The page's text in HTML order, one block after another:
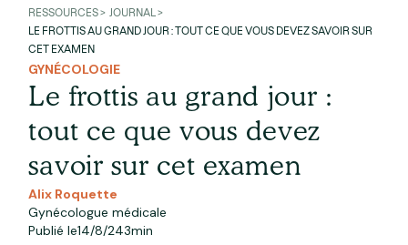
RESSOURCES > JOURNAL >
LE FROTTIS AU GRAND JOUR : TOUT CE QUE VOUS DEVEZ SAVOIR SUR
CET EXAMEN
GYNÉCOLOGIE
Le frottis au grand jour :
tout ce que vous devez
savoir sur cet examen
Alix Roquette
Gynécologue médicale
Publié le14/8/243min